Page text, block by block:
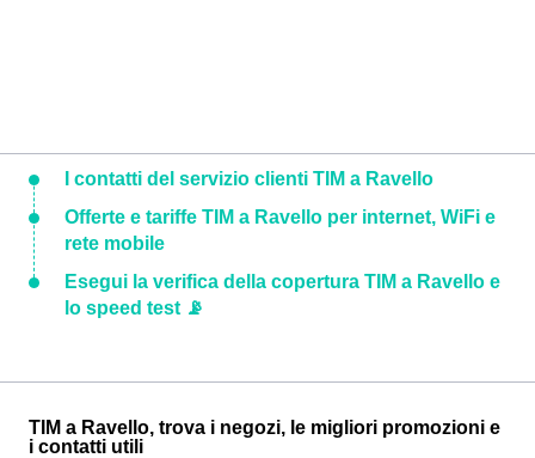
I contatti del servizio clienti TIM a Ravello
Offerte e tariffe TIM a Ravello per internet, WiFi e
rete mobile
Esegui la verifica della copertura TIM a Ravello e
lo speed test 📡
TIM a Ravello, trova i negozi, le migliori promozioni e
i contatti utili